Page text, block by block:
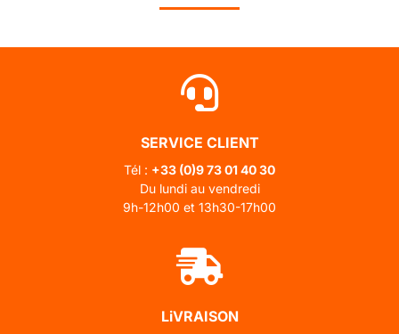
SERVICE CLIENT
Tél : +33 (0)9 73 01 40 30
Du lundi au vendredi
9h-12h00 et 13h30-17h00
LiVRAISON